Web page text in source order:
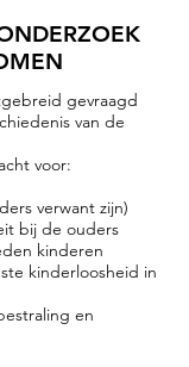
vermoeden is
sekse-
opvolging
op korte en
die expertise-
en
gevraagd
van de
voor:
verwant zijn)
bij de ouders
kinderen
kinderloosheid in
en